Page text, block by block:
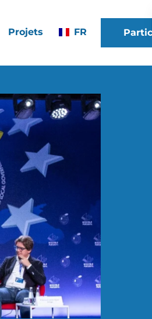
Projets FR